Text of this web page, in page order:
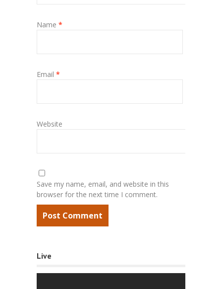
Name *
Email *
Website
Save my name, email, and website in this
browser for the next time I comment.
Live